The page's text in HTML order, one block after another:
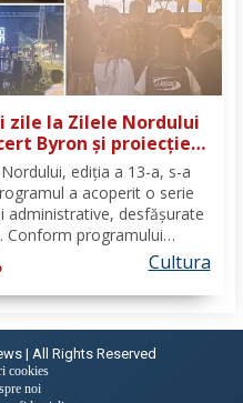
zile la Zilele Nordului
Byron și proiecție
ediția a 13-a, s-a
a acoperit o serie
administrative, desfășurate
Conform programului
Nord, mai jos seCultura
| All Rights Reserved
cookies
noi